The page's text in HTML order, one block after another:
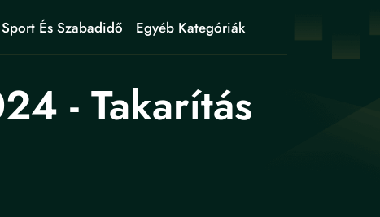
Sport És Szabadidő Egyéb Kategóriák
- Takarítás